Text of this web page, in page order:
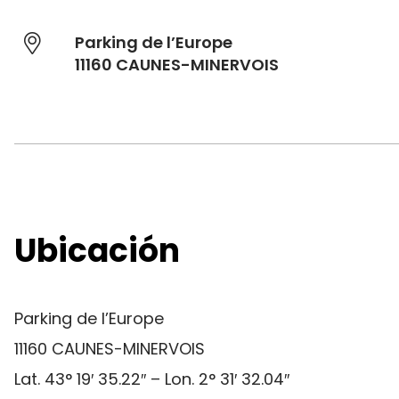
Parking de l’Europe
11160 CAUNES-MINERVOIS
Ubicación
Parking de l’Europe
11160 CAUNES-MINERVOIS
Lat. 43° 19′ 35.22″ – Lon. 2° 31′ 32.04″